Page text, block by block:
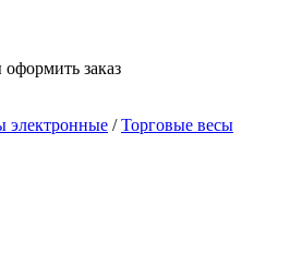
заказ
электронные /Торговые весы